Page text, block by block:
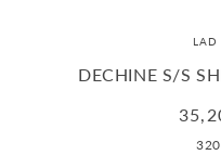
LAD
DECHINE S/S
通
常